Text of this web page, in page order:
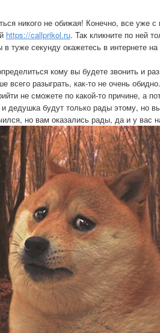
никого не обижая! Конечно, все уже с
https://callprikol.ru. Так кликните по ней
в туже секунду окажетесь в интернете
кому вы будете звонить и
всего разыграть, как-то не очень
не сможете по какой-то причине, а
дедушка будут только рады этому, но
но вам оказались рады, да и у вас